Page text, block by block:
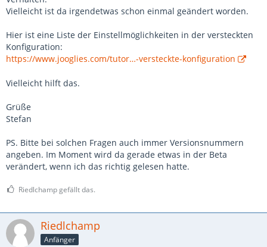
Vielleicht ist da irgendetwas schon einmal geändert worden.
Hier ist eine Liste der Einstellmöglichkeiten in der versteckten
Konfiguration:
https://www.jooglies.com/tutor…-versteckte-konfiguration
Vielleicht hilft das.
Grüße
Stefan
PS. Bitte bei solchen Fragen auch immer Versionsnummern
angeben. Im Moment wird da gerade etwas in der Beta
verändert, wenn ich das richtig gelesen hatte.
Riedlchamp gefällt das.
Riedlchamp
Anfänger